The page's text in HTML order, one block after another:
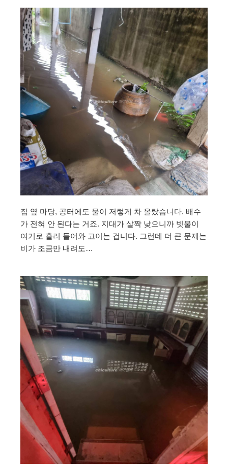
집 옆 마당, 공터에도 물이 저렇게 차 올랐습니다. 배수
가 전혀 안 된다는 거죠. 지대가 살짝 낮으니까 빗물이
여기로 흘러 들어와 고이는 겁니다. 그런데 더 큰 문제는
비가 조금만 내려도…